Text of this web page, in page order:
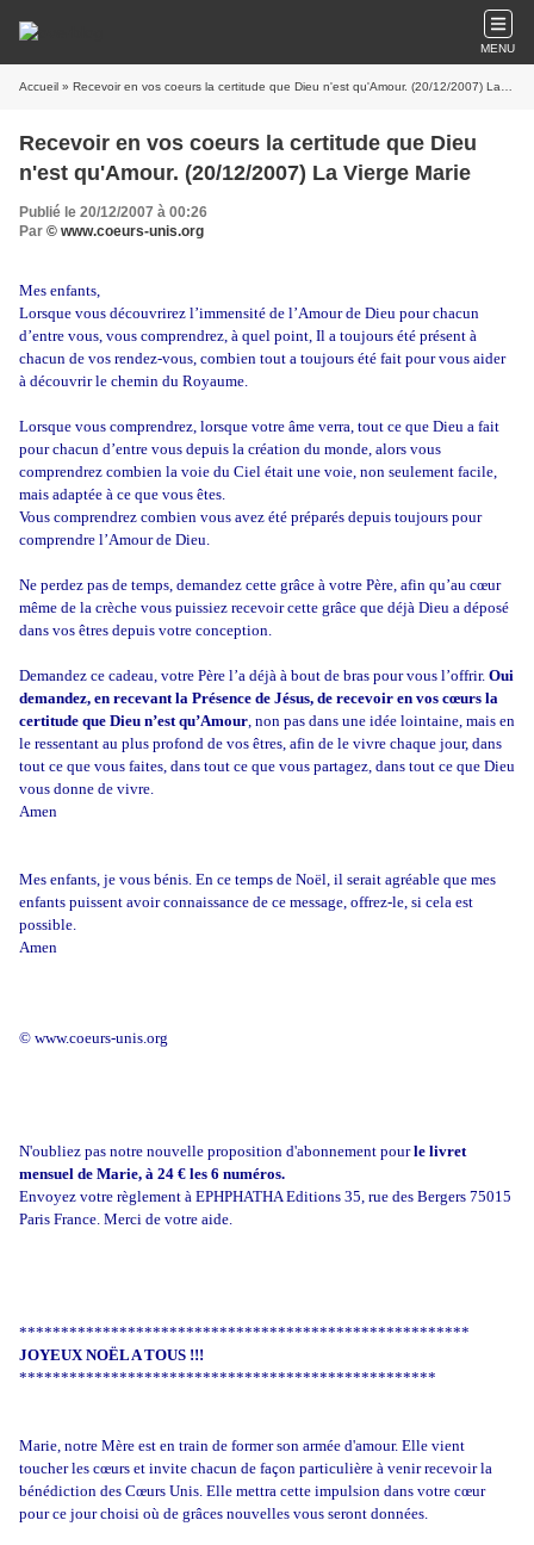
MENU
Accueil » Recevoir en vos coeurs la certitude que Dieu n'est qu'Amour. (20/12/2007) La Vierge Marie
Recevoir en vos coeurs la certitude que Dieu
n'est qu'Amour. (20/12/2007) La Vierge Marie
Publié le 20/12/2007 à 00:26
Par © www.coeurs-unis.org
Mes enfants,
Lorsque vous découvrirez l’immensité de l’Amour de Dieu pour chacun
d’entre vous, vous comprendrez, à quel point, Il a toujours été présent à
chacun de vos rendez-vous, combien tout a toujours été fait pour vous aider
à découvrir le chemin du Royaume.
Lorsque vous comprendrez, lorsque votre âme verra, tout ce que Dieu a fait
pour chacun d’entre vous depuis la création du monde, alors vous
comprendrez combien la voie du Ciel était une voie, non seulement facile,
mais adaptée à ce que vous êtes.
Vous comprendrez combien vous avez été préparés depuis toujours pour
comprendre l’Amour de Dieu.
Ne perdez pas de temps, demandez cette grâce à votre Père, afin qu’au cœur
même de la crèche vous puissiez recevoir cette grâce que déjà Dieu a déposé
dans vos êtres depuis votre conception.
Demandez ce cadeau, votre Père l’a déjà à bout de bras pour vous l’offrir. Oui
demandez, en recevant la Présence de Jésus, de recevoir en vos cœurs la
certitude que Dieu n’est qu’Amour, non pas dans une idée lointaine, mais en
le ressentant au plus profond de vos êtres, afin de le vivre chaque jour, dans
tout ce que vous faites, dans tout ce que vous partagez, dans tout ce que Dieu
vous donne de vivre.
Amen
Mes enfants, je vous bénis. En ce temps de Noël, il serait agréable que mes
enfants puissent avoir connaissance de ce message, offrez-le, si cela est
possible.
Amen
© www.coeurs-unis.org
N'oubliez pas notre nouvelle proposition d'abonnement pourle livret
mensuel de Marie, à 24 € les 6 numéros.
Envoyez votre règlement à EPHPHATHA Editions 35, rue des Bergers 75015
Paris France. Merci de votre aide.
******************************************************
JOYEUX NOËL A TOUS !!!
**************************************************
Marie, notre Mère est en train de former son armée d'amour. Elle vient
toucher les cœurs et invite chacun de façon particulière à venir recevoir la
bénédiction des Cœurs Unis. Elle mettra cette impulsion dans votre cœur
pour ce jour choisi où de grâces nouvelles vous seront données.